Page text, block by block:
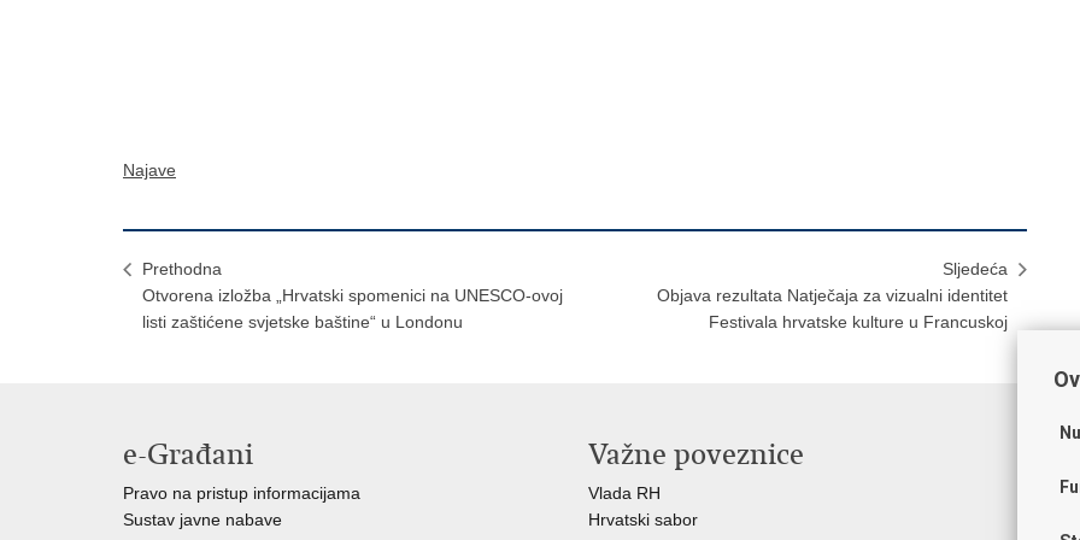
Najave
Prethodna
Otvorena izložba „Hrvatski spomenici na UNESCO-ovoj
listi zaštićene svjetske baštine“ u Londonu
Sljedeća
Objava rezultata Natječaja za vizualni identitet
Festivala hrvatske kulture u Francuskoj
e-Građani
Pravo na pristup informacijama
Sustav javne nabave
Važne poveznice
Vlada RH
Hrvatski sabor